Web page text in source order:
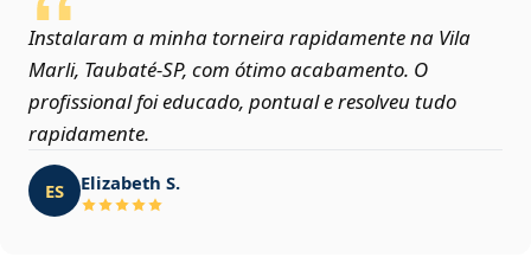
Instalaram a minha torneira rapidamente na Vila
Marli, Taubaté‑SP, com ótimo acabamento. O
profissional foi educado, pontual e resolveu tudo
rapidamente.
ES Elizabeth S.